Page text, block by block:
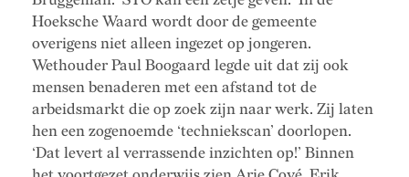
Hoeksche Waard wordt door de gemeente
overigens niet alleen ingezet op jongeren.
Wethouder Paul Boogaard legde uit dat zij ook
mensen benaderen met een afstand tot de
arbeidsmarkt die op zoek zijn naar werk. Zij laten
hen een zogenoemde ‘techniekscan’ doorlopen.
‘Dat levert al verrassende inzichten op!’ Binnen